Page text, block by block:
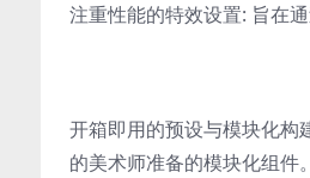
注重性能的特效设置: 旨在
开箱即用的预设与模块化构
的美术师准备的模块化组件。